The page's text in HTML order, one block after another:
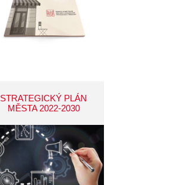
STRATEGICKÝ PLÁN
MĚSTA 2022-2030